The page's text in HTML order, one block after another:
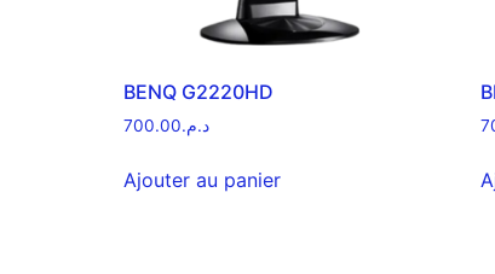
BENQ G2220HD
د.م.700.00
Ajouter au panier